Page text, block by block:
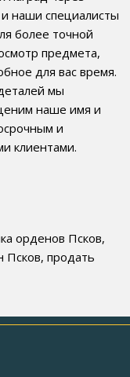
наши специалисты
более точной
предмета,
для вас время.
мы
наше имя и
и
клиентами.
орденов Псков,
Псков, продать